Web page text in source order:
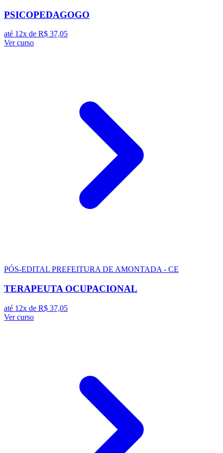
PSICOPEDAGOGO
até 12x de R$ 37,05
Ver curso
PÓS-EDITAL PREFEITURA DE AMONTADA - CE
TERAPEUTA OCUPACIONAL
até 12x de R$ 37,05
Ver curso